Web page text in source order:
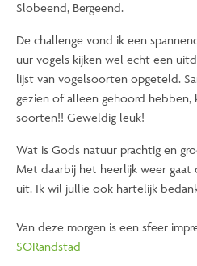
Slobeend, Bergeend.
De challenge vond ik een
uur vogels kijken wel echt een
lijst van vogelsoorten opgeteld.
gezien of alleen gehoord hebben,
soorten!! Geweldig leuk!
Wat is Gods natuur prachtig en
Met daarbij het heerlijk weer gaat
uit. Ik wil jullie ook hartelijk
Van deze morgen is een sfeer
SORandstad